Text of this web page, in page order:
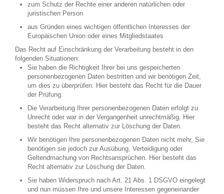
zum Schutz der Rechte einer anderen natürlichen oder
juristischen Person
aus Gründen eines wichtigen öffentlichen Interesses der
Europäischen Union oder eines Mitgliedstaates
Das Recht auf Einschränkung der Verarbeitung besteht in den
folgenden Situationen:
Sie haben die Richtigkeit Ihrer bei uns gespeicherten
personenbezogenen Daten bestritten und wir benötigen Zeit,
um dies zu überprüfen. Hier besteht das Recht für die Dauer
der Prüfung.
Die Verarbeitung Ihrer personenbezogenen Daten erfolgt zu
Unrecht oder war in der Vergangenheit unrechtmäßig. Hier
besteht das Recht alternativ zur Löschung der Daten.
Wir benötigen Ihre personenbezogenen Daten nicht mehr, Sie
benötigen sie jedoch zur Ausübung, Verteidigung oder
Geltendmachung von Rechtsansprüchen. Hier besteht das
Recht alternativ zur Löschung der Daten.
Sie haben Widerspruch nach Art. 21 Abs. 1 DSGVO eingelegt
und nun müssen Ihre und unsere Interessen gegeneinander